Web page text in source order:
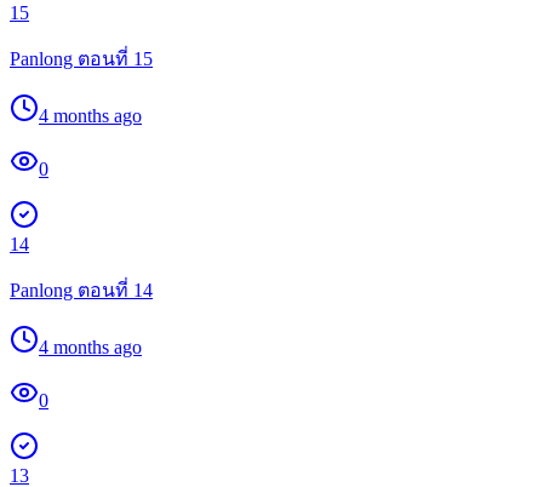
15
Panlong ตอนที่ 15
4 months ago
0
14
Panlong ตอนที่ 14
4 months ago
0
13